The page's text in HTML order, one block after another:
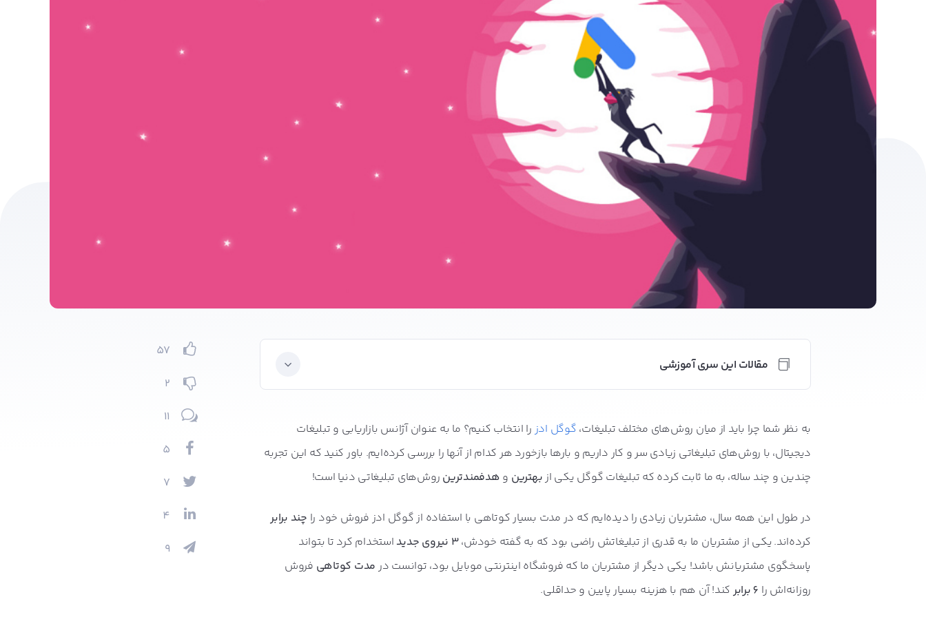
57
2
11
5
7
4
9
مقالات این سری آموزشی
انواع کلمات کلیدی در گوگل ادز + راهنمای انتخاب بهترین‌ها
مهم‌ترین و پرکاربردترین مفاهیم و اصطلاحات گوگل ادز
تبلیغات گوگل ادز (ادوردز سابق) چیست؟ چگونه در آن تبلیغ کنیم؟
با تنظیمات اصولی گوگل ادز، مخاطب را دقیق‌تر هدف‌ بگیرید
به نظر شما چرا باید از میان روش‌های مختلف تبلیغات، گوگل ادز را انتخاب کنیم؟ ما به عنوان آژانس بازاریابی و تبلیغات
دیجیتال، با روش‌های تبلیغاتی زیادی سر و کار داریم و بارها بازخورد هر کدام از آنها را بررسی کرده‌ایم. باور کنید که این تجربه
چندین و چند ساله، به ما ثابت کرده که تبلیغات گوگل یکی ازبهترین و هدفمندترین روش‌های تبلیغاتی دنیا است!
در طول این همه سال، مشتریان زیادی را دیده‌ایم که در مدت بسیار کوتاهی با استفاده از گوگل ادز فروش خود را چند برابر
کرده‌اند. یکی از مشتریان ما به قدری از تبلیغاتش راضی بود که به گفته خودش،3 نیروی جدید
استخدام کرد تا بتواند
پاسخگوی مشتریانش باشد! یکی دیگر از مشتریان ما که فروشگاه اینترنتی موبایل بود، توانست در مدت کوتاهی فروش
روزانه‌اش را 6 برابر کند! آن هم با هزینه بسیار پایین و حداقلی.